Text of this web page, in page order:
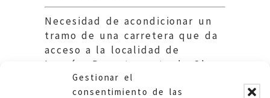
Gestionar el
consentimiento de las
Necesidad de acondicionar un
tramo de una carretera que da
acceso a la localidad de
Longás.. Departamento de Obras
Públicas. DGA